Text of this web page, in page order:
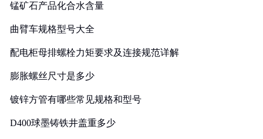
锰矿石产品化合水含量
曲臂车规格型号大全
配电柜母排螺栓力矩要求及连接规范详解
膨胀螺丝尺寸是多少
镀锌方管有哪些常见规格和型号
D400球墨铸铁井盖重多少